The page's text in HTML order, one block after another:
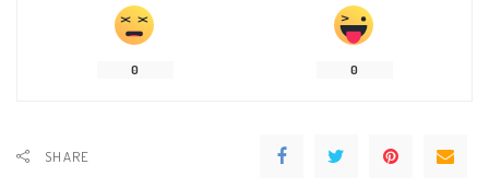
0 0
SHARE